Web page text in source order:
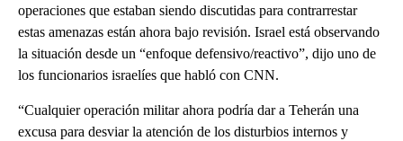
operaciones que estaban siendo discutidas para contrarrestar
estas amenazas están ahora bajo revisión. Israel está observando
la situación desde un “enfoque defensivo/reactivo”, dijo uno de
los funcionarios israelíes que habló con CNN.
“Cualquier operación militar ahora podría dar a Teherán una
excusa para desviar la atención de los disturbios internos y